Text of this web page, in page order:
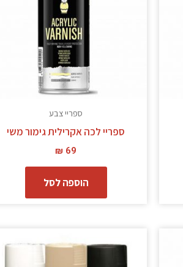
ספריי צבע
ספריי לכה אקרילית גימור משי
₪ 69
הוספה לסל